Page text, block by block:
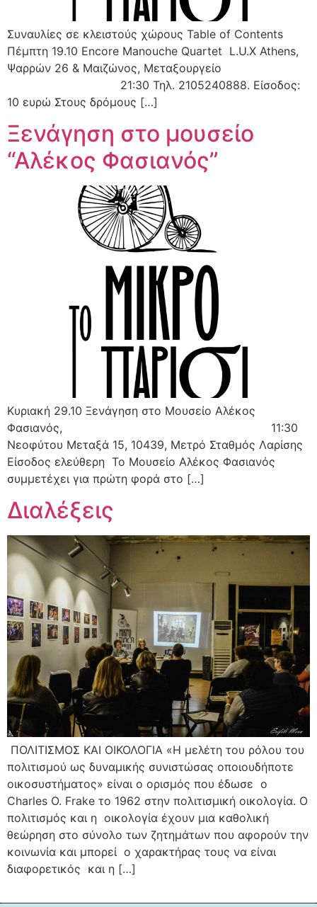
Συναυλίες σε κλειστούς χώρους Table of Contents
Πέμπτη 19.10 Encore Manouche Quartet L.U.X Athens,
Ψαρρών 26 & Μαιζώνος, Μεταξουργείο
21:30 Τηλ. 2105240888. Είσοδος:
10 ευρώ Στους δρόμους […]
Ξενάγηση στο μουσείο
“Αλέκος Φασιανός”
Κυριακή 29.10 Ξενάγηση στο Μουσείο Αλέκος
Φασιανός, 11:30
Νεοφύτου Μεταξά 15, 10439, Μετρό Σταθμός Λαρίσης
Είσοδος ελεύθερη Το Μουσείο Αλέκος Φασιανός
συμμετέχει για πρώτη φορά στο […]
Διαλέξεις
ΠΟΛΙΤΙΣΜΟΣ ΚΑΙ ΟΙΚΟΛΟΓΙΑ «H μελέτη του ρόλου του
πολιτισμού ως δυναμικής συνιστώσας οποιουδήποτε
οικοσυστήματος» είναι ο ορισμός που έδωσε ο
Charles O. Frake το 1962 στην πολιτισμική οικολογία. Ο
πολιτισμός και η οικολογία έχουν μια καθολική
θεώρηση στο σύνολο των ζητημάτων που αφορούν την
κοινωνία και μπορεί ο χαρακτήρας τους να είναι
διαφορετικός και η […]